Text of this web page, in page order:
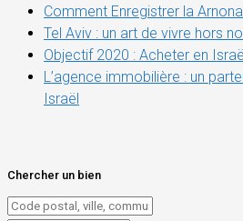
Comment Enregistrer la
Tel Aviv : un art de vivre hors
Objectif 2020 : Acheter en
L’agence immobilière : un
Israël
Chercher un bien